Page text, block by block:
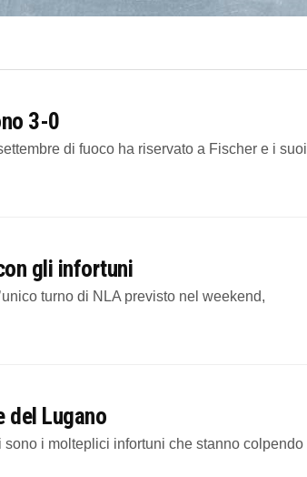
3-0
di fuoco ha riservato a Fischer e i suoi
gli infortuni
turno di NLA previsto nel weekend,
del Lugano
i molteplici infortuni che stanno colpendo